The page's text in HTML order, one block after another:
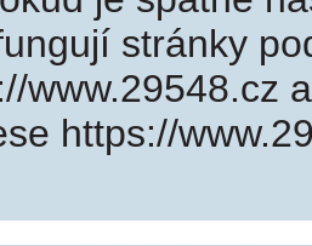
stránky
www.29548.cz
https://